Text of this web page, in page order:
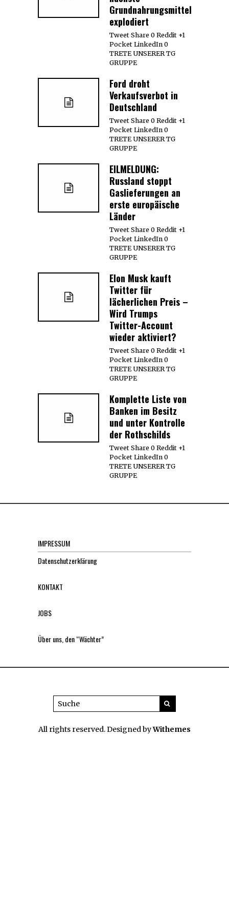
Grundnahrungsmittel
explodiert
Tweet Share 0 Reddit +1
Pocket LinkedIn 0
TRETE UNSERER TG
GRUPPE
Ford droht
Verkaufsverbot in
Deutschland
Tweet Share 0 Reddit +1
Pocket LinkedIn 0
TRETE UNSERER TG
GRUPPE
EILMELDUNG:
Russland stoppt
Gaslieferungen an
erste europäische
Länder
Tweet Share 0 Reddit +1
Pocket LinkedIn 0
TRETE UNSERER TG
GRUPPE
Elon Musk kauft
Twitter für
lächerlichen Preis –
Wird Trumps
Twitter-Account
wieder aktiviert?
Tweet Share 0 Reddit +1
Pocket LinkedIn 0
TRETE UNSERER TG
GRUPPE
Komplette Liste von
Banken im Besitz
und unter Kontrolle
der Rothschilds
Tweet Share 0 Reddit +1
Pocket LinkedIn 0
TRETE UNSERER TG
GRUPPE
IMPRESSUM
Datenschutzerklärung
KONTAKT
JOBS
Über uns, den “Wächter”
All rights reserved. Designed byWithemes